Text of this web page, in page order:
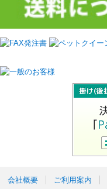
会社概要 ご利用案内